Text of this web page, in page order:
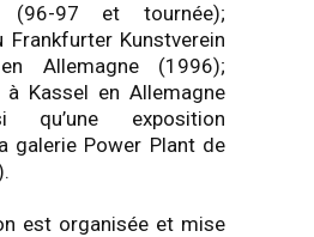
(96-97 et tournée);
Frankfurter Kunstverein
Allemagne (1996);
à Kassel en Allemagne
qu’une exposition
galerie Power Plant de
est organisée et mise